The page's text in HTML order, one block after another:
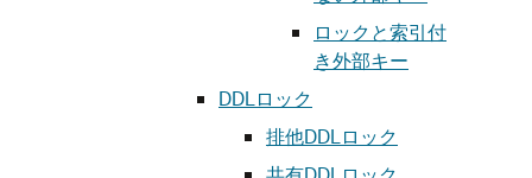
ロックと索引付
き外部キー
DDLロック
排他DDLロック